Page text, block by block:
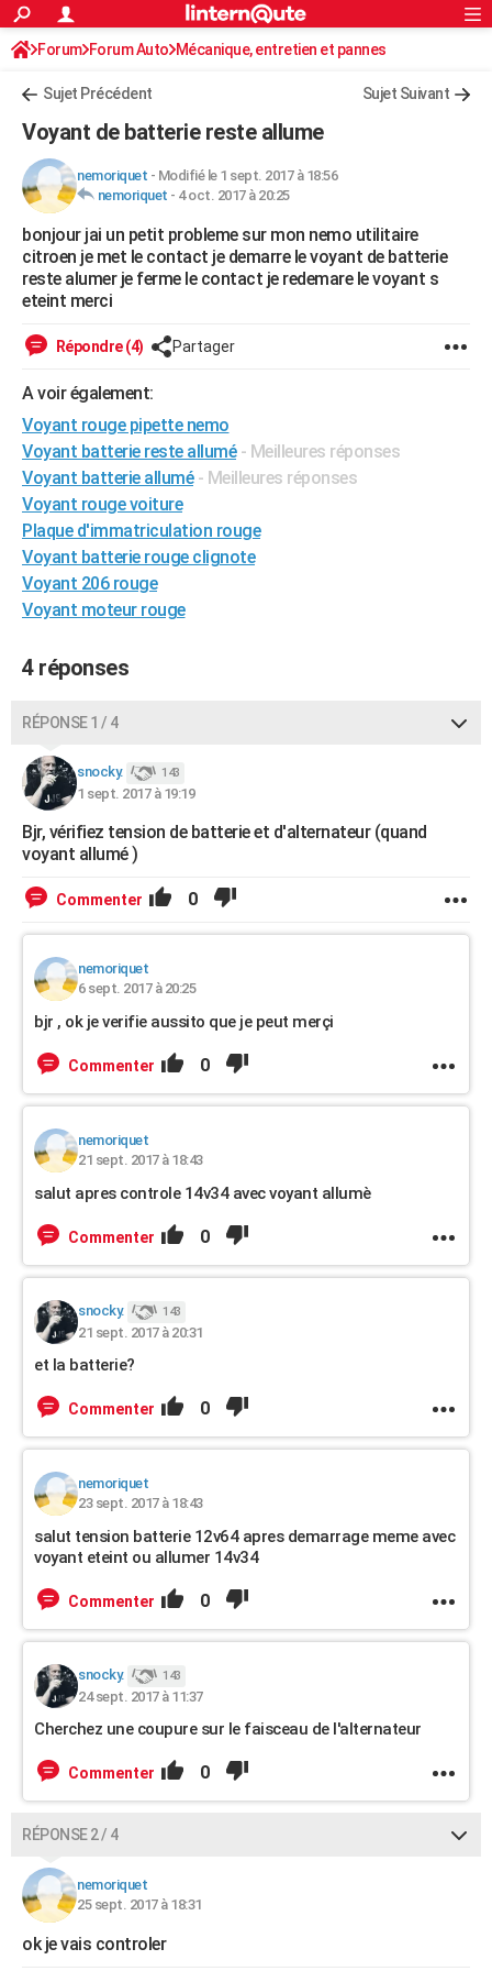
ACTUALITÉS
Politique
Société
Faits Divers
Education
Monde
Villes
+
FINANCE
Retraite
Impôts
Epargne
Immobilier
Risques naturels par ville
Banque
Assurance
Crédit
AUTO
Essais
Réserver un essai
Citadines
Berlines
SUV
Forum auto
+HIGH-TECH
Mobiles
Meilleur smartphone
Internet
Ordinateurs
Jeux vidéo
Guide high-tech
+BRICOLAGE
Forum
Aménagement intérieur
Extérieur
Cuisine
Salle de bains
Jardinage
Rangement
WEEK-END
LIFESTYLE
Art de vivre
Bien-être
Loisirs
Mode
Modes de vie
SANTE
Alimentation
Guide de la santé
Maladies
Médicaments
Sommeil
VOYAGE
Destinations
City break
Voyage nature
Voyage de noces
Forum
Climat
+PHOTO
GUIDES D'ACHAT
BONS PLANS
COPAINS D'AVANT
S'inscrire
Se connecter
Lycées
Collèges
Primaires
Universités
Entreprises
Service militaire
Avis de recherche
AVIS DE DÉCÈS
Rechercher
S'inscrire
Connexion
Forum Forum Auto Mécanique, entretien et pannes
Sujet Précédent Sujet Suivant
Voyant de batterie reste allume
nemoriquet - Modifié le 1 sept. 2017 à 18:56
nemoriquet - 4 oct. 2017 à 20:25
bonjour jai un petit probleme sur mon nemo utilitaire
citroen je met le contact je demarre le voyant de batterie
reste alumer je ferme le contact je redemare le voyant s
eteint merci
Répondre (4) Partager
A voir également:
Voyant rouge pipette nemo
Voyant batterie reste allumé - Meilleures réponses
Voyant batterie allumé - Meilleures réponses
Voyant rouge voiture
Plaque d'immatriculation rouge
Voyant batterie rouge clignote
Voyant 206 rouge
Voyant moteur rouge
4 réponses
RÉPONSE 1 / 4
snocky. 143
1 sept. 2017 à 19:19
Bjr, vérifiez tension de batterie et d'alternateur (quand
voyant allumé )
Commenter 0
nemoriquet
6 sept. 2017 à 20:25
bjr , ok je verifie aussito que je peut merçi
Commenter 0
nemoriquet
21 sept. 2017 à 18:43
salut apres controle 14v34 avec voyant allumè
Commenter 0
snocky. 143
21 sept. 2017 à 20:31
et la batterie?
Commenter 0
nemoriquet
23 sept. 2017 à 18:43
salut tension batterie 12v64 apres demarrage meme avec
voyant eteint ou allumer 14v34
Commenter 0
snocky. 143
24 sept. 2017 à 11:37
Cherchez une coupure sur le faisceau de l'alternateur
Commenter 0
RÉPONSE 2 / 4
nemoriquet
25 sept. 2017 à 18:31
ok je vais controler